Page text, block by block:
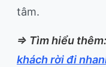
tâm.
=> Tìm hiểu thêm:
khách rời đi